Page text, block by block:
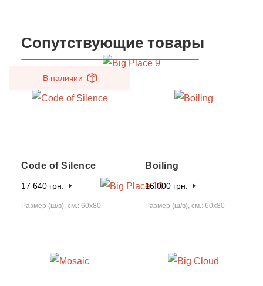
Сопутствующие товары
В наличии
Code of Silence
17 640 грн.
Размер (ш/в), см.: 60х80
Boiling
16 000 грн.
Размер (ш/в), см.: 60x80